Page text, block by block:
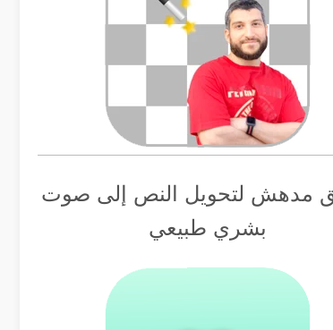
مدهش لتحويل النص إلى صوت
بشري طبيعي